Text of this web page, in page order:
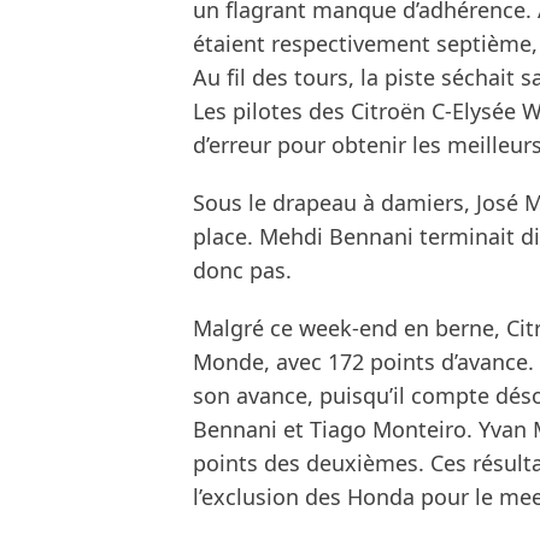
un flagrant manque
étaient respectivement
Au fil des tours, la piste séchait
Les pilotes des Citroën C-Elysée
d’erreur pour obtenir les
Sous le drapeau à damiers,
place. Mehdi Bennani terminait
donc pas.
Malgré ce week-end en berne,
Monde, avec 172 points
son avance, puisqu’il compte
Bennani et Tiago Monteiro.
points des deuxièmes. Ces
l’exclusion des Honda pour le